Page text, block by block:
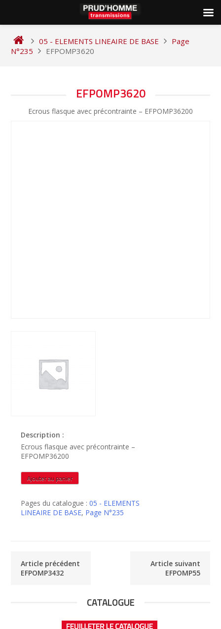
content
05 - ELEMENTS LINEAIRE DE BASE
Page
N°235
EFPOMP3620
EFPOMP3620
Ecrous flasque avec précontrainte – EFPOMP36200
Description :
Ecrous flasque avec précontrainte –
EFPOMP36200
quantité
de
Ajouter au panier
Pages du catalogue :05 - ELEMENTS
LINEAIRE DE BASE, Page N°235
Article précédent
EFPOMP3432
Article suivant
EFPOMP55
CATALOGUE